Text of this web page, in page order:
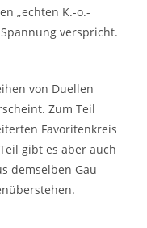
„echten K.-o.-
verspricht.
von Duellen
Zum Teil
Favoritenkreis
gibt es aber auch
demselben Gau